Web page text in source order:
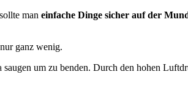
man einfache Dinge sicher auf der
ganz wenig.
um zu benden. Durch den hohen